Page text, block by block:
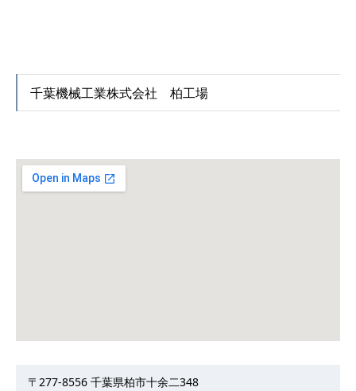
千葉機械工業株式会社 柏工場
〒277-8556 千葉県柏市十余二348